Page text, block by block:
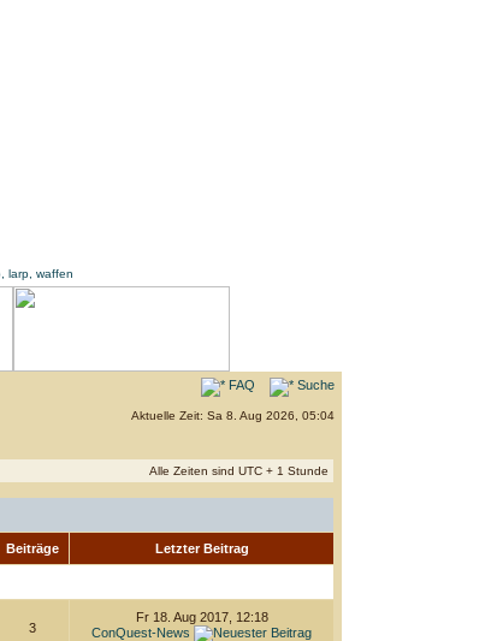
FAQ Suche
Aktuelle Zeit: Sa 8. Aug 2026, 05:04
Alle Zeiten sind UTC + 1 Stunde
Beiträge Letzter Beitrag
3
Fr 18. Aug 2017, 12:18
ConQuest-News